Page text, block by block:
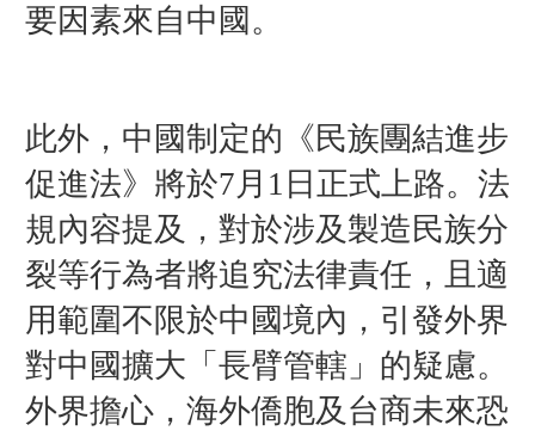
要因素來自中國。
此外，中國制定的《民族團結進步
促進法》將於7月1日正式上路。法
規內容提及，對於涉及製造民族分
裂等行為者將追究法律責任，且適
用範圍不限於中國境內，引發外界
對中國擴大「長臂管轄」的疑慮。
外界擔心，海外僑胞及台商未來恐